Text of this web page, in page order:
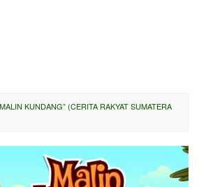
KUNDANG” (CERITA RAKYAT SUMATERA